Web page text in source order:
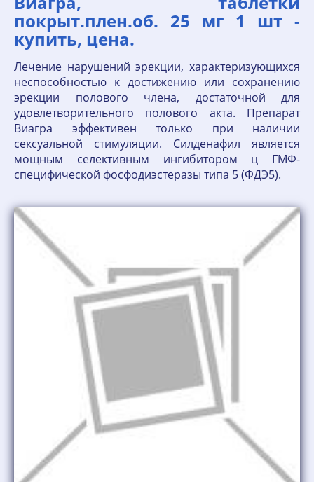
покрыт.плен.об. 25 мг 1 шт -
купить, цена.
Лечение нарушений эрекции, характеризующихся
неспособностью к достижению или сохранению
эрекции полового члена, достаточной для
удовлетворительного полового акта. Препарат
Виагра эффективен только при наличии
сексуальной стимуляции. Силденафил является
мощным селективным ингибитором ц ГМФ-
специфической фосфодиэстеразы типа 5 (ФДЭ5).